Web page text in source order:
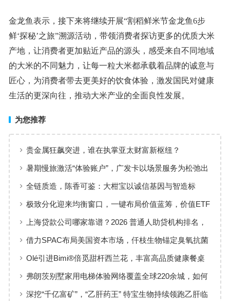
金龙鱼表示，接下来将继续开展“割稻鲜米节金龙鱼6步
鲜‘探秘’之旅”溯源活动，带领消费者探访更多的优质大米
产地，让消费者更加贴近产品的源头，感受来自不同地域
的大米的不同魅力，让每一粒大米都承载着品牌的诚意与
匠心，为消费者带去更美好的饮食体验，激发国民对健康
生活的更深向往，推动大米产业的全面良性发展。
为您推荐
贵金属狂飙突进，谁在执掌亚太财富新枢纽？
暑期慢旅激活“体验账户”，广发卡以场景服务为松弛出
行添彩
全链质造，陈香可鉴：大柑宝以诚信基因与智造标
准，定义新会陈皮高质量发展
极致分化迎来均衡窗口，一键布局价值蓝筹，价值ETF
华夏火热开售
上海贷款公司哪家靠谱？2026 普通人助贷机构排名，
工薪族借钱选择指南
借力SPAC布局美国资本市场，仟枝生物锚定臭氧抗菌
黄金赛道
Olé引进Bimi®倍觅甜杆西兰花，丰富高品质健康餐桌
新选择
弗朗茨别墅家用电梯体验网络覆盖全球220余城，如何
实现高效服务响应
深挖“千亿富矿”，“乙肝药王” 特宝生物持续领跑乙肝临